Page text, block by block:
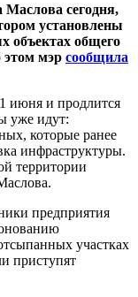
сегодня,
установлены
объектах общего
этом мэр сообщила
июня и продлится
уже идут:
которые ранее
инфраструктуры.
территории
предприятия
участках
приступят